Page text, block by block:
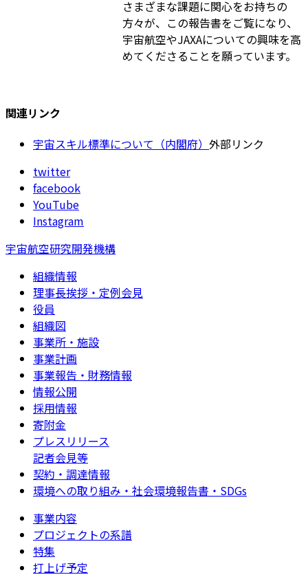
さまざまな課題に関心をお持ちの
方々が、この報告書をご覧になり、
宇宙航空やJAXAについての興味を高
めてくださることを願っています。
関連リンク
宇宙スキル標準について（内閣府） 外部リンク
twitter
facebook
YouTube
Instagram
宇宙航空研究開発機構
組織情報
理事長挨拶・定例会見
役員
組織図
事業所・施設
事業計画
事業報告・財務情報
情報公開
採用情報
寄附金
プレスリリース
記者会見等
契約・調達情報
環境への取り組み・社会環境報告書・SDGs
事業内容
プロジェクトの系譜
特集
打上げ予定